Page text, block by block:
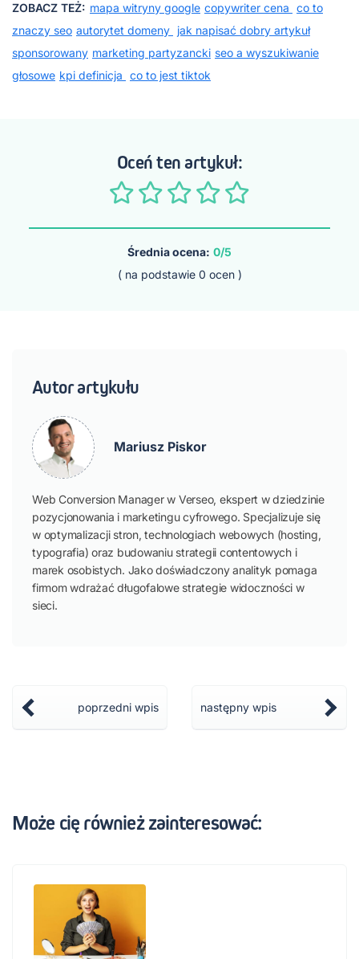
ZOBACZ TEŻ: mapa witryny google copywriter cena co to
znaczy seo autorytet domeny jak napisać dobry artykuł
sponsorowany marketing partyzancki seo a wyszukiwanie
głosowe kpi definicja co to jest tiktok
Oceń ten artykuł:
Średnia ocena: 0/5
( na podstawie 0 ocen )
Autor artykułu
Mariusz Piskor
Web Conversion Manager w Verseo, ekspert w dziedzinie
pozycjonowania i marketingu cyfrowego. Specjalizuje się
w optymalizacji stron, technologiach webowych (hosting,
typografia) oraz budowaniu strategii contentowych i
marek osobistych. Jako doświadczony analityk pomaga
firmom wdrażać długofalowe strategie widoczności w
sieci.
poprzedni wpis następny wpis
Może cię również zainteresować: